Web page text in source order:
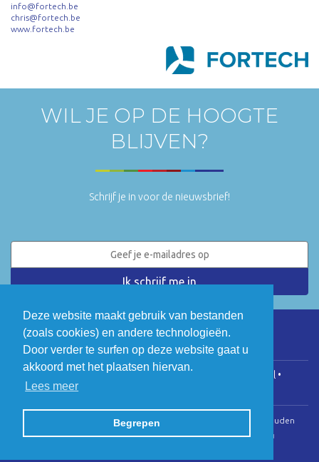
Deze website maakt gebruik van bestanden
(zoals cookies) en andere technologieën.
Door verder te surfen op deze website gaat u
akkoord met het plaatsen hiervan.
Lees meer
Begrepen
info@fortech.be
chris@fortech.be
www.fortech.be
WIL JE OP DE HOOGTE
BLIJVEN?
Schrijf je in voor de nieuwsbrief!
LinkedIn Twitter
COGEN Vlaanderen • Koningsstraat 146, 1000 Brussel •
info@cogenvlaanderen.be
© Copyright 2026 | Cogen Vlaanderen • Alle rechten voorbehouden
Webdesign door Zenjoy in Leuven•Powered by Nimbu